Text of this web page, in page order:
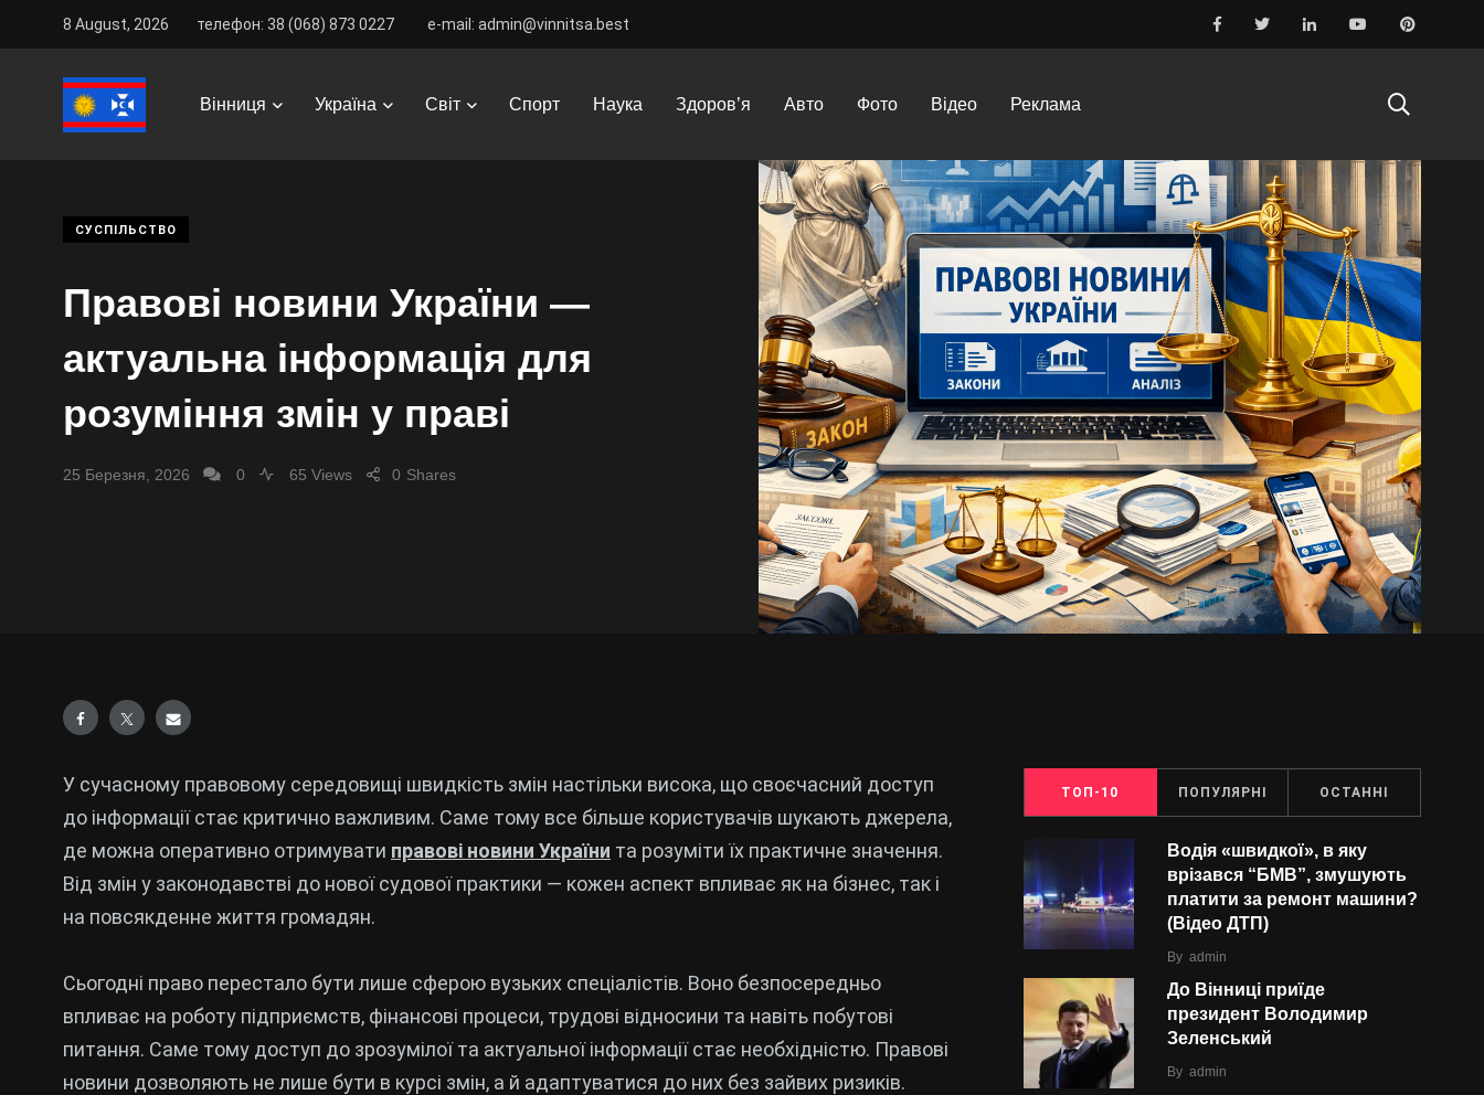
8 August, 2026 телефон: 38 (068) 873 0227 e-mail: admin@vinnitsa.best
Вінниця Україна Світ Спорт Наука Здоров’я Авто Фото Відео Реклама
Vinnitsa Best News / Україна / Суспільство / Правові новини України — актуальна інформація для розуміння змін у праві
СУСПІЛЬСТВО
Правові новини України —
актуальна інформація для
розуміння змін у праві
25 Березня, 2026 0 65 Views Shares
0
У сучасному правовому середовищі швидкість змін настільки висока, що своєчасний доступ
до інформації стає критично важливим. Саме тому все більше користувачів шукають джерела,
де можна оперативно отримувати правові новини України та розуміти їх практичне значення.
Від змін у законодавстві до нової судової практики — кожен аспект впливає як на бізнес, так і
на повсякденне життя громадян.
Сьогодні право перестало бути лише сферою вузьких спеціалістів. Воно безпосередньо
впливає на роботу підприємств, фінансові процеси, трудові відносини та навіть побутові
питання. Саме тому доступ до зрозумілої та актуальної інформації стає необхідністю. Правові
новини дозволяють не лише бути в курсі змін, а й адаптуватися до них без зайвих ризиків.
ТОП-10 ПОПУЛЯРНІ ОСТАННІ
Водія «швидкої», в яку
врізався “БMВ”, змушують
платити за ремонт машини?
(Відео ДТП)
By admin
До Вінниці приїде
президент Володимир
Зеленський
By admin